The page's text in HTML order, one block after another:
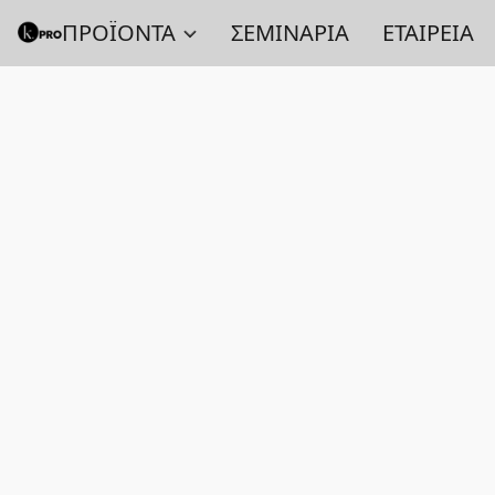
ΠΡΟΪΟΝΤΑ ΣΕΜΙΝΑΡΙΑ ΕΤΑΙΡΕΙΑ